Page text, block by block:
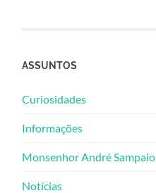
ASSUNTOS
Curiosidades
Informações
Monsenhor André Sampaio
Notícias